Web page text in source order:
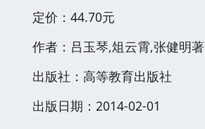
定价：44.70元
作者：吕玉琴,俎云霄,张健明著
出版社：高等教育出版社
出版日期：2014-02-01